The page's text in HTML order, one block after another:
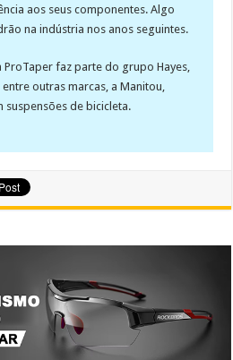
aos seus componentes. Algo
na indústria nos anos seguintes.
ProTaper faz parte do grupo Hayes,
outras marcas, a Manitou,
suspensões de bicicleta.